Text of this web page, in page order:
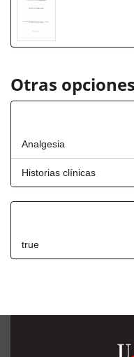
Otras
Analgesia
Historias clínicas
true